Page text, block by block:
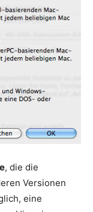
, die die
Versionen
eine